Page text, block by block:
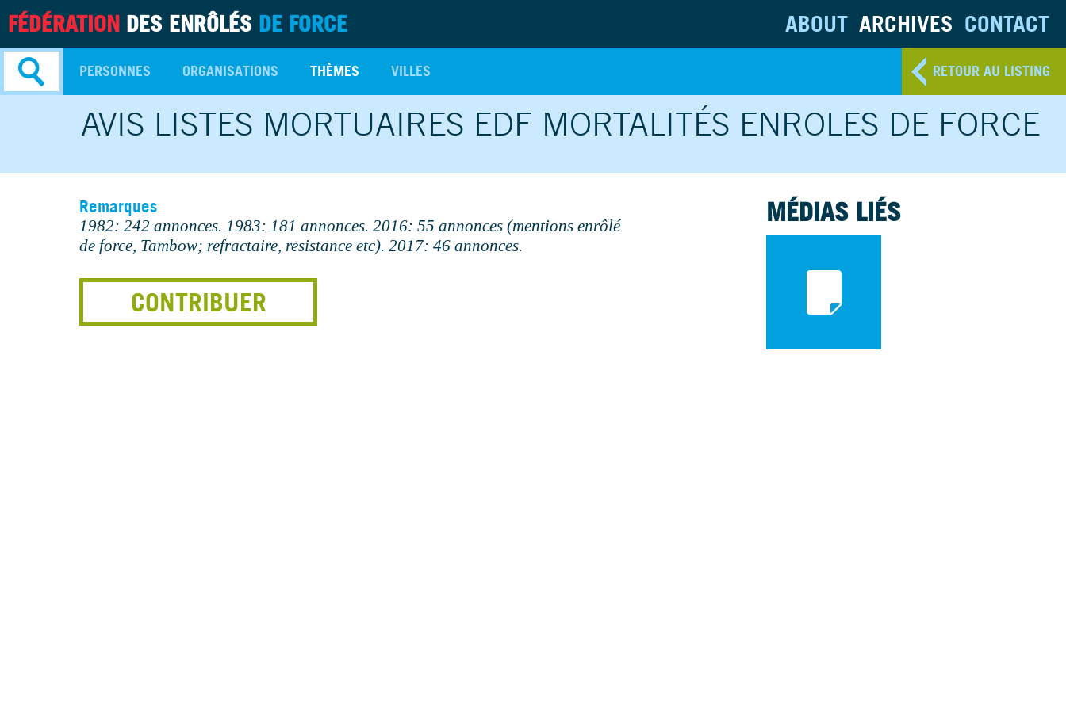
FÉDÉRATION DES ENRÔLÉS DE FORCE ABOUT ARCHIVES CONTACT
PERSONNES ORGANISATIONS THÈMES VILLES RETOUR AU LISTING
AVIS LISTES MORTUAIRES EDF MORTALITÉS ENROLES DE FORCE
Remarques
1982: 242 annonces. 1983: 181 annonces. 2016: 55 annonces (mentions enrôlé
de force, Tambow; refractaire, resistance etc). 2017: 46 annonces.
CONTRIBUER
MÉDIAS LIÉS